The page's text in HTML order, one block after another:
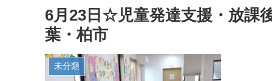
6月23日☆児童発達支援・放課
葉・柏市
未分類